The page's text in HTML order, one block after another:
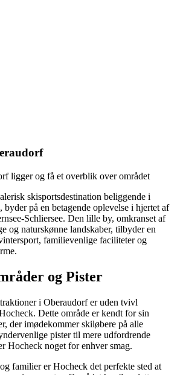
ligger og få et overblik over området
skisportsdestination beliggende i
på en betagende oplevelse i hjertet af
Schliersee. Den lille by, omkranset af
og naturskønne landskaber, tilbyder en
familievenlige faciliteter og
og Pister
i Oberaudorf er uden tvivl
Dette område er kendt for sin
der imødekommer skiløbere på alle
pister til mere udfordrende
Hocheck noget for enhver smag.
familier er Hocheck det perfekte sted at